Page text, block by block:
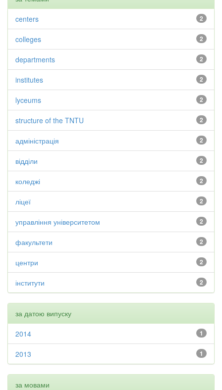
2
centers
2
colleges
2
departments
2
institutes
2
lyceums
2
structure of the TNTU
2
адміністрація
2
відділи
2
коледжі
2
ліцеї
2
управління університетом
2
факультети
2
центри
2
інститути
за датою випуску
1
2014
1
2013
за мовами